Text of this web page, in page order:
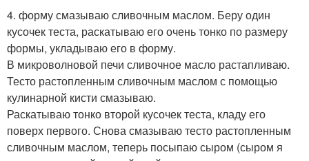
4. форму смазываю сливочным маслом. Беру один
кусочек теста, раскатываю его очень тонко по размеру
формы, укладываю его в форму.
В микроволновой печи сливочное масло растапливаю.
Тесто растопленным сливочным маслом с помощью
кулинарной кисти смазываю.
Раскатываю тонко второй кусочек теста, кладу его
поверх первого. Снова смазываю тесто растопленным
сливочным маслом, теперь посыпаю сыром (сыром я